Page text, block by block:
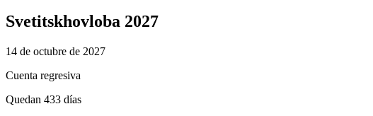
Svetitskhovloba 2027
14 de octubre de 2027
Cuenta regresiva
Quedan 433 días